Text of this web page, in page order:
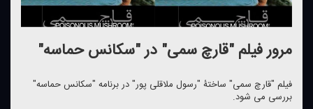
مرور فیلم "قارچ سمی" در "سكانس حماسه"
فیلم "قارچ سمی" ساختۀ "رسول ملاقلی پور" در برنامه "سكانس حماسه"
بررسی می شود.